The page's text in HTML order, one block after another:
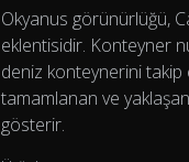
Okyanus görünürlüğü,
eklentisidir. Konteyner
deniz konteynerini takip
tamamlanan ve
gösterir.